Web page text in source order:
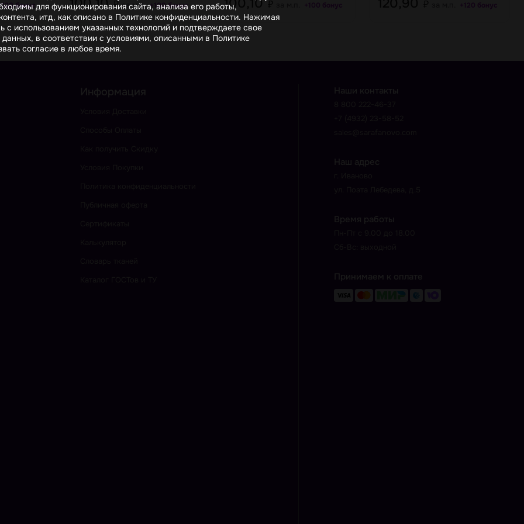
бонус 100,10₽ за м.п. +100 бонус 100,10 120,90
Информация Наши контакты
Наш адрес
Время работы
Принимаем к оплате
для функционирования сайта, анализа его работы,
итд, как описано в Политике конфиденциальности. Нажимая
с использованием указанных технологий и подтверждаете свое
в соответствии с условиями, описанными в Политике
согласие в любое время.